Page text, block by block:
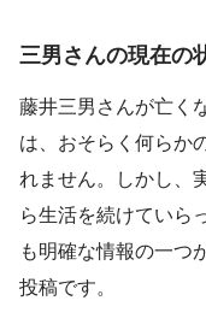
三男さんの現在の
藤井三男さんが亡く
は、おそらく何らか
れません。しかし、
ら生活を続けていら
も明確な情報の一つ
投稿です。